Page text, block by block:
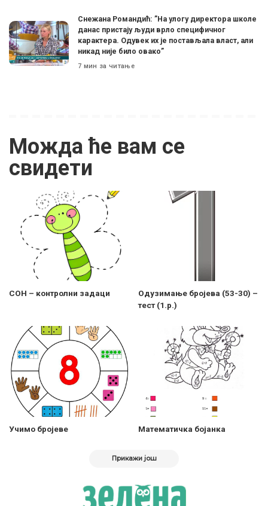
Снежана Романдић: ”На улогу директора школе
данас пристају људи врло специфичног
карактера. Одувек их је постављала власт, али
никад није било овако”
7 мин за читање
Можда ће вам се
свидети
СОН – контролни задаци
Одузимање бројева (53-30) –
тест (1.р.)
Учимо бројеве Maтематичка бојанка
Прикажи још